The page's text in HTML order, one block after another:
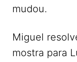
mudou.
Miguel
mostra para